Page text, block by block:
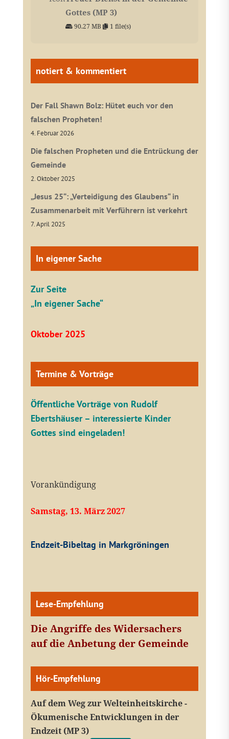
Gottes (MP 3)
90.27 MB 1 file(s)
notiert & kommentiert
Der Fall Shawn Bolz: Hütet euch vor den
falschen Propheten!
4. Februar 2026
Die falschen Propheten und die Entrückung der
Gemeinde
2. Oktober 2025
„Jesus 25“: „Verteidigung des Glaubens“ in
Zusammenarbeit mit Verführern ist verkehrt
7. April 2025
In eigener Sache
Zur Seite
„In eigener Sache“
Oktober 2025
Termine & Vorträge
Öffentliche Vorträge von Rudolf
Ebertshäuser – interessierte Kinder
Gottes sind eingeladen!
Vorankündigung
Samstag, 13. März 2027
Endzeit-Bibeltag in Markgröningen
Lese-Empfehlung
Die Angriffe des Widersachers
auf die Anbetung der Gemeinde
Hör-Empfehlung
Auf dem Weg zur Welteinheitskirche -
Ökumenische Entwicklungen in der
Endzeit (MP 3)